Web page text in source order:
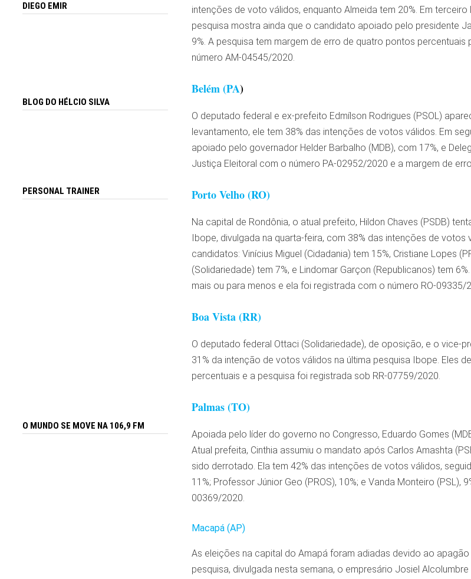
intenções de voto válidos, enquanto Almeida tem 20%. Em
pesquisa mostra ainda que o candidato apoiado pelo presidente
9%. A pesquisa tem margem de erro de quatro pontos
número AM-04545/2020.
Belém (PA)
O deputado federal e ex-prefeito Edmílson Rodrigues (PSOL)
levantamento, ele tem 38% das intenções de votos válidos. Em
apoiado pelo governador Helder Barbalho (MDB), com 17%, e
Justiça Eleitoral com o número PA-02952/2020 e a margem de
Porto Velho (RO)
Na capital de Rondônia, o atual prefeito, Hildon Chaves (PSDB)
Ibope, divulgada na quarta-feira, com 38% das intenções de
candidatos: Vinícius Miguel (Cidadania) tem 15%, Cristiane Lopes
(Solidariedade) tem 7%, e Lindomar Garçon (Republicanos) tem
mais ou para menos e ela foi registrada com o número RO-09335/
Boa Vista (RR)
O deputado federal Ottaci (Solidariedade), de oposição, e o vice-
31% da intenção de votos válidos na última pesquisa Ibope. Eles
percentuais e a pesquisa foi registrada sob RR-07759/2020.
Palmas (TO)
Apoiada pelo líder do governo no Congresso, Eduardo Gomes
Atual prefeita, Cinthia assumiu o mandato após Carlos Amashta
sido derrotado. Ela tem 42% das intenções de votos válidos,
11%; Professor Júnior Geo (PROS), 10%; e Vanda Monteiro
00369/2020.
Macapá (AP)
As eleições na capital do Amapá foram adiadas devido ao
pesquisa, divulgada nesta semana, o empresário Josiel
DIEGO EMIR
BLOG DO HÉLCIO SILVA
PERSONAL TRAINER
O MUNDO SE MOVE NA 106,9 FM